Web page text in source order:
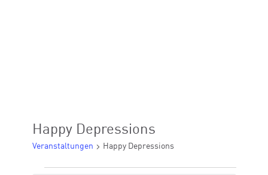
Happy Depressions
Veranstaltungen Happy Depressions